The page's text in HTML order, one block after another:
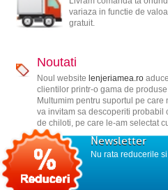
variaza in functie de
gratuit.
Noutati
Noul website lenjeriamea.ro
clientilor printr-o gama de
Multumim pentru suportul pe care
va invitam sa descoperiti probabil
de chiloti, pe care le-am selectat
Newsletter
Nu rata reducerile